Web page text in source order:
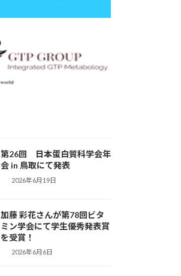
第26回 日本蛋白質科学会年
会 in 鳥取にて発表
2026年6月19日
加藤 彩花さんが第78回ビタ
ミン学会にて学生優秀発表賞
を受賞！
2026年6月6日